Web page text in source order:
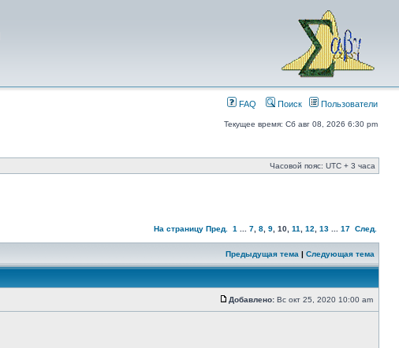
FAQ Поиск Пользователи
Текущее время: Сб авг 08, 2026 6:30 pm
Часовой пояс: UTC + 3 часа
На страницу Пред. 1 7 8 9 10 11 12 13 17 След.
Предыдущая тема | Следующая тема
Добавлено: Вс окт 25, 2020 10:00 am